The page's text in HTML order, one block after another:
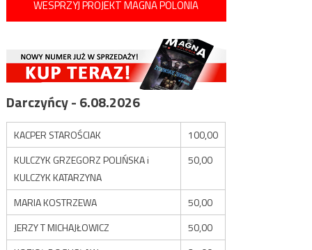
WESPRZYJ PROJEKT MAGNA POLONIA
Darczyńcy - 6.08.2026
KACPER STAROŚCIAK
100,00
KULCZYK GRZEGORZ POLIŃSKA i
KULCZYK KATARZYNA
50,00
MARIA KOSTRZEWA
50,00
JERZY T MICHAJŁOWICZ
50,00